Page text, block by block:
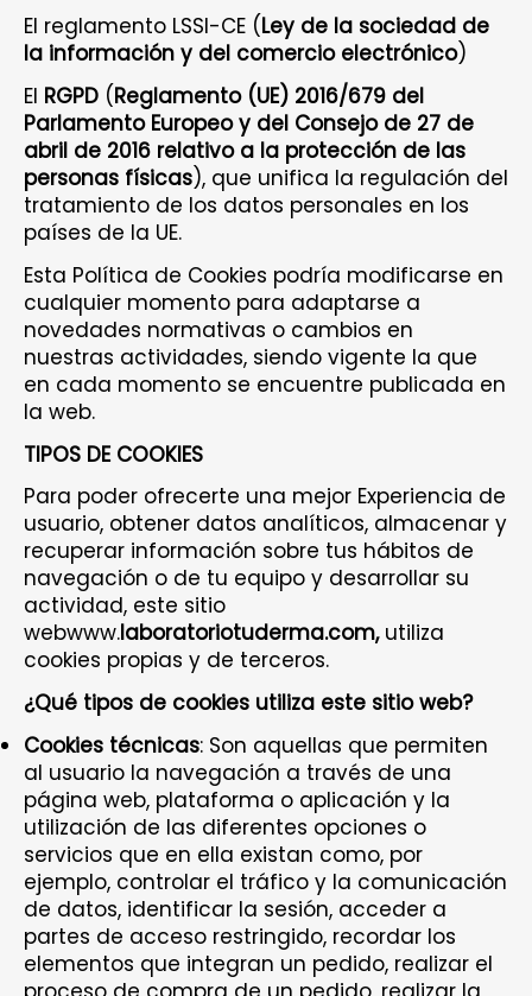
El reglamento LSSI-CE (Ley de la sociedad de
la información y del comercio electrónico)
El RGPD (Reglamento (UE) 2016/679 del
Parlamento Europeo y del Consejo de 27 de
abril de 2016 relativo a la protección de las
personas físicas), que unifica la regulación del
tratamiento de los datos personales en los
países de la UE.
Esta Política de Cookies podría modificarse en
cualquier momento para adaptarse a
novedades normativas o cambios en
nuestras actividades, siendo vigente la que
en cada momento se encuentre publicada en
la web.
TIPOS DE COOKIES
Para poder ofrecerte una mejor Experiencia de
usuario, obtener datos analíticos, almacenar y
recuperar información sobre tus hábitos de
navegación o de tu equipo y desarrollar su
actividad, este sitio
webwww.laboratoriotuderma.com,utiliza
cookies propias y de terceros.
¿Qué tipos de cookies utiliza este sitio web?
Cookies técnicas: Son aquellas que permiten
al usuario la navegación a través de una
página web, plataforma o aplicación y la
utilización de las diferentes opciones o
servicios que en ella existan como, por
ejemplo, controlar el tráfico y la comunicación
de datos, identificar la sesión, acceder a
partes de acceso restringido, recordar los
elementos que integran un pedido, realizar el